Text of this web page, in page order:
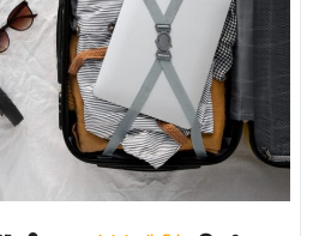
pour
Vos
Déplacements"